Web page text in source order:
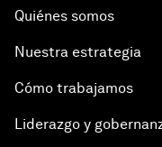
Quiénes somos
Nuestra estrategia
Cómo trabajamos
Liderazgo y